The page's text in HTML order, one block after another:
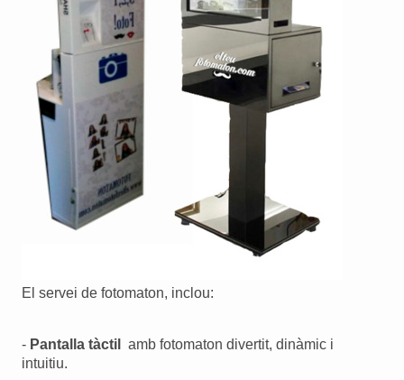
El servei de fotomaton, inclou:
- Pantalla tàctil
amb fotomaton divertit, dinàmic i
intuitiu.